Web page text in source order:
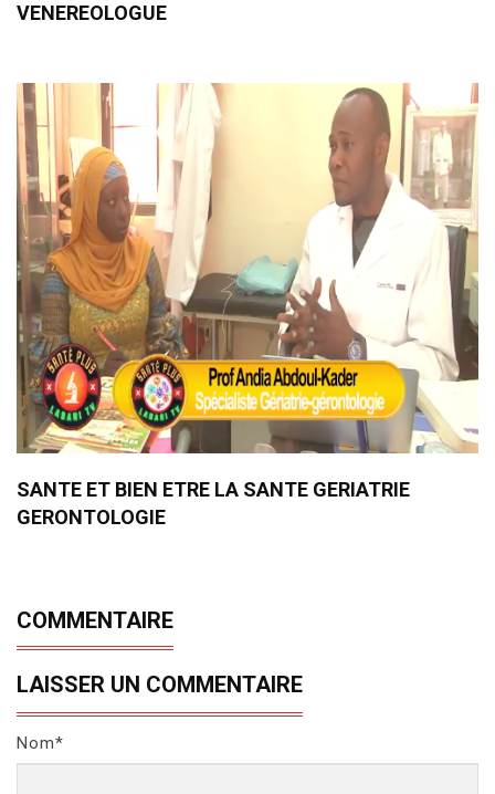
VENEREOLOGUE
SANTE ET BIEN ETRE LA SANTE GERIATRIE
GERONTOLOGIE
COMMENTAIRE
LAISSER UN COMMENTAIRE
Nom*